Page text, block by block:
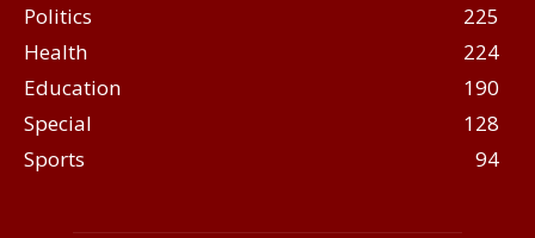
Politics
225
Health
224
Education
190
Special
128
Sports
94